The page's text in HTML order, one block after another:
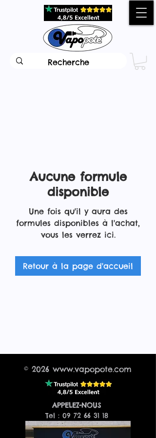
Aucune formule
disponible
Une fois qu'il y aura des
formules disponibles à l'achat,
vous les verrez ici.
Retour à la page d'accueil
© 2026 www.vapopote.com
​APPELEZ-NOUS
Tel : 09 72 66 31 18